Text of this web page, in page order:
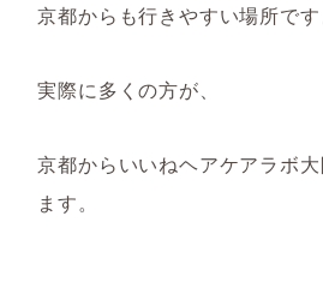
京都からも行きやすい場所です
実際に多くの方が、
京都からいいねヘアケアラボ
ます。